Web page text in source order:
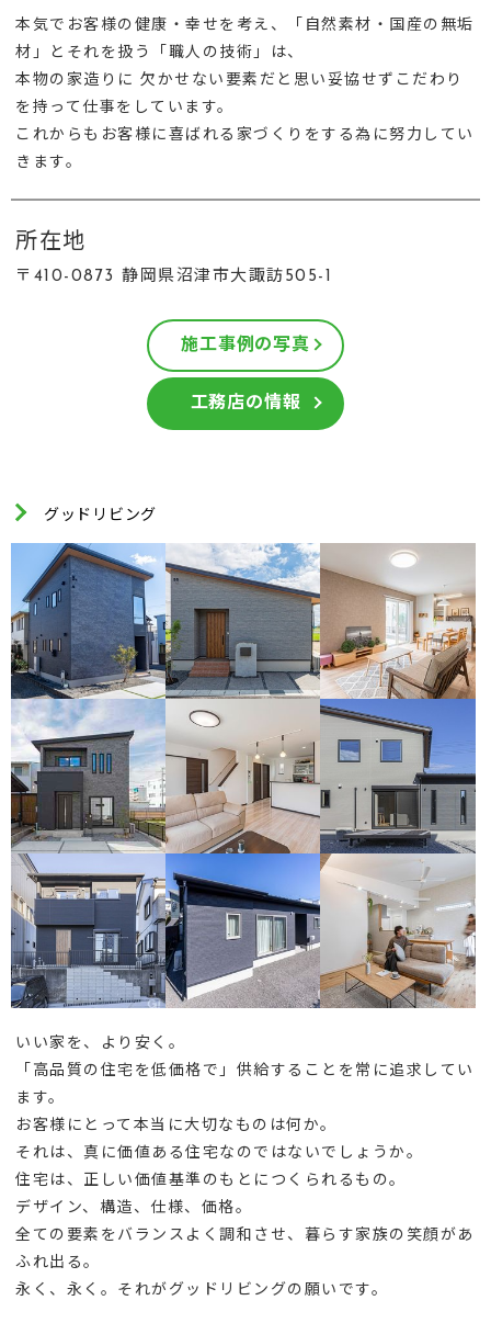
本気でお客様の健康・幸せを考え、「自然素材・国産の無垢
材」とそれを扱う「職人の技術」は、
本物の家造りに 欠かせない要素だと思い妥協せずこだわり
を持って仕事をしています。
これからもお客様に喜ばれる家づくりをする為に努力してい
きます。
所在地
〒410-0873 静岡県沼津市大諏訪505-1
施工事例の写真
工務店の情報
グッドリビング
いい家を、より安く。
「高品質の住宅を低価格で」供給することを常に追求してい
ます。
お客様にとって本当に大切なものは何か。
それは、真に価値ある住宅なのではないでしょうか。
住宅は、正しい価値基準のもとにつくられるもの。
デザイン、構造、仕様、価格。
全ての要素をバランスよく調和させ、暮らす家族の笑顔があ
ふれ出る。
永く、永く。それがグッドリビングの願いです。